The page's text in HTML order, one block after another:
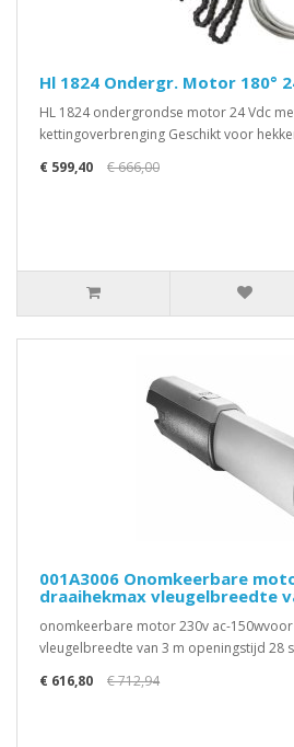
Hl 1824 Ondergr. Motor 180°
HL 1824 ondergrondse motor 24 Vdc
kettingoverbrenging Geschikt voor
€ 599,40
€ 666,00
001A3006 Onomkeerbare
draaihekmax vleugelbreedte
onomkeerbare motor 230v ac-
vleugelbreedte van 3 m openingstijd 28
€ 616,80
€ 712,94